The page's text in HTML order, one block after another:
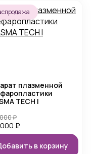
плазменной
TECH I
₽
₽
в корзину